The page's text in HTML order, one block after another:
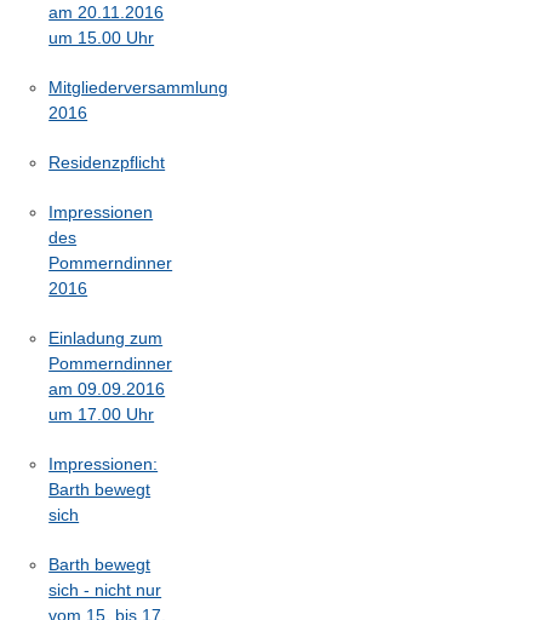
am 20.11.2016
um 15.00 Uhr
Mitgliederversammlung
2016
Residenzpflicht
Impressionen
des
Pommerndinner
2016
Einladung zum
Pommerndinner
am 09.09.2016
um 17.00 Uhr
Impressionen:
Barth bewegt
sich
Barth bewegt
sich - nicht nur
vom 15. bis 17.